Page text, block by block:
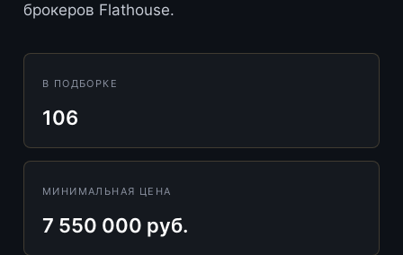
брокеров Flathouse.
В ПОДБОРКЕ
106
МИНИМАЛЬНАЯ ЦЕНА
7 550 000 руб.